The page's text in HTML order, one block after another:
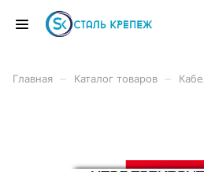
Главная Каталог товаров